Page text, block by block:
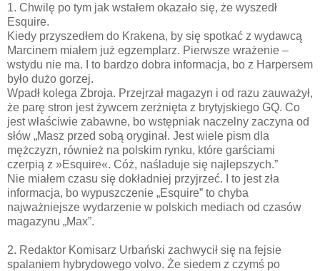
1. Chwilę po tym jak wstałem okazało się, że wyszedł
Esquire.
Kiedy przyszedłem do Krakena, by się spotkać z wydawcą
Marcinem miałem już egzemplarz. Pierwsze wrażenie –
wstydu nie ma. I to bardzo dobra informacja, bo z Harpersem
było dużo gorzej.
Wpadł kolega Zbroja. Przejrzał magazyn i od razu zauważył,
że parę stron jest żywcem zerżnięta z brytyjskiego GQ. Co
jest właściwie zabawne, bo wstępniak naczelny zaczyna od
słów „Masz przed sobą oryginał. Jest wiele pism dla
mężczyzn, również na polskim rynku, które garściami
czerpią z »Esquire«. Cóż, naśladuje się najlepszych.”
Nie miałem czasu się dokładniej przyjrzeć. I to jest zła
informacja, bo wypuszczenie „Esquire” to chyba
najważniejsze wydarzenie w polskich mediach od czasów
magazynu „Max”.
2. Redaktor Komisarz Urbański zachwycił się na fejsie
spalaniem hybrydowego volvo. Że siedem z czymś po